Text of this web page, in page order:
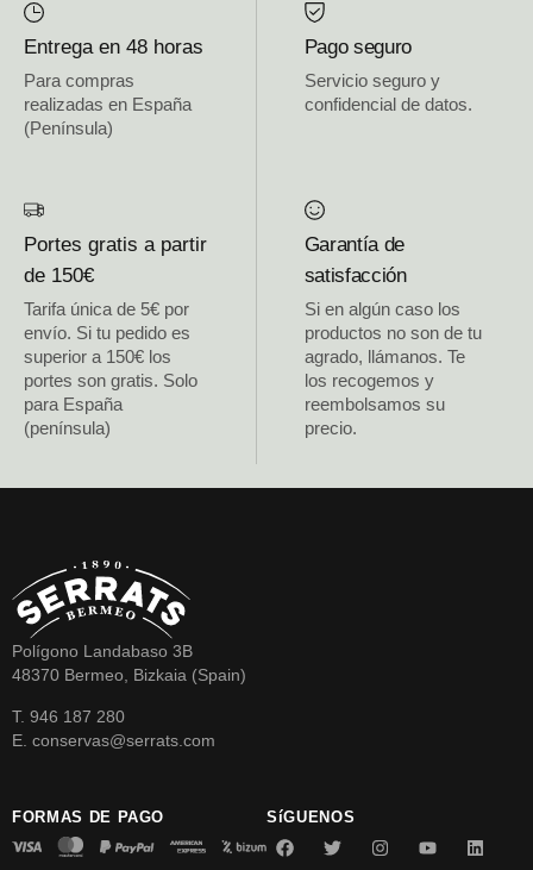
Entrega en 48 horas
Para compras
realizadas en España
(Península)
Pago seguro
Servicio seguro y
confidencial de datos.
Portes gratis a partir
de 150€
Tarifa única de 5€ por
envío. Si tu pedido es
superior a 150€ los
portes son gratis. Solo
para España
(península)
Garantía de
satisfacción
Si en algún caso los
productos no son de tu
agrado, llámanos. Te
los recogemos y
reembolsamos su
precio.
Polígono Landabaso 3B
48370 Bermeo, Bizkaia (Spain)
T. 946 187 280
E. conservas@serrats.com
FORMAS DE PAGO SíGUENOS